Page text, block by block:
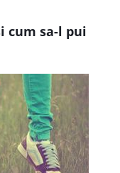
cum sa-l pui